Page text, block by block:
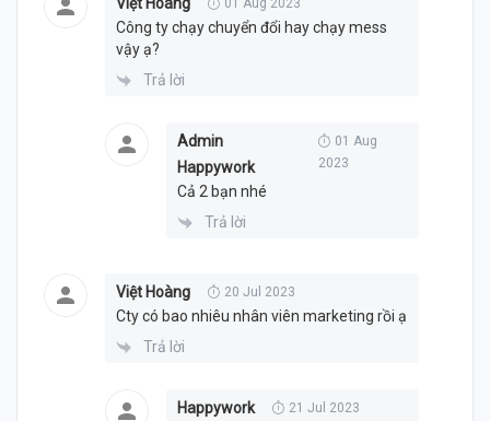
01 Aug 2023
Công ty chạy chuyển đổi hay chạy mess
vậy ạ?
Trả lời
Admin
Happywork
01 Aug
2023
Cả 2 bạn nhé
Trả lời
Việt Hoàng 20 Jul 2023
Cty có bao nhiêu nhân viên marketing rồi ạ
Trả lời
Happywork 21 Jul 2023